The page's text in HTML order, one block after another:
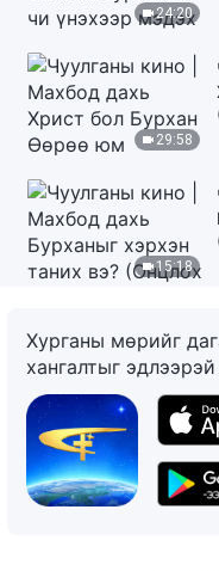
24:20
29:58
15:18
13:38
Хурганы мөрийг
хангалтыг эдлээрэй